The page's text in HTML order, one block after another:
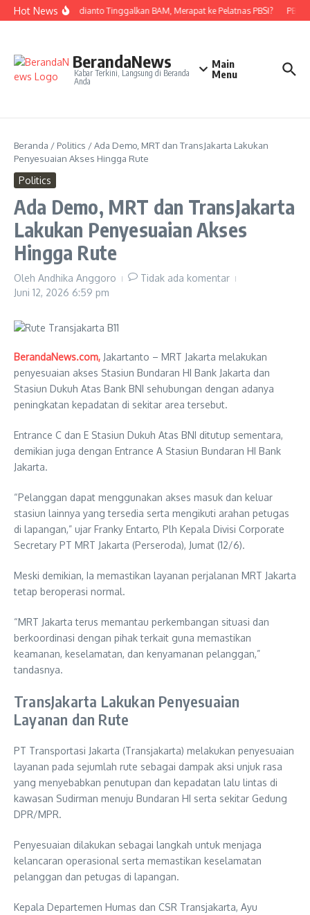
Lewati ke konten
Hot NewsNova Widianto Tinggalkan BAM, Merapat ke Pelatnas PBSI? PBSI
BerandaNews
Kabar Terkini, Langsung di Beranda
Anda
Main
Menu
Beranda / Politics /Ada Demo, MRT dan TransJakarta Lakukan
Penyesuaian Akses Hingga Rute
Politics
Ada Demo, MRT dan TransJakarta
Lakukan Penyesuaian Akses
Hingga Rute
Oleh Andhika Anggoro
Tidak ada komentar
Juni 12, 2026 6:59 pm
BerandaNews.com, Jakartanto – MRT Jakarta melakukan
penyesuaian akses Stasiun Bundaran HI Bank Jakarta dan
Stasiun Dukuh Atas Bank BNI sehubungan dengan adanya
peningkatan kepadatan di sekitar area tersebut.
Entrance C dan E Stasiun Dukuh Atas BNI ditutup sementara,
demikian juga dengan Entrance A Stasiun Bundaran HI Bank
Jakarta.
“Pelanggan dapat menggunakan akses masuk dan keluar
stasiun lainnya yang tersedia serta mengikuti arahan petugas
di lapangan,” ujar Franky Entarto, Plh Kepala Divisi Corporate
Secretary PT MRT Jakarta (Perseroda), Jumat (12/6).
Meski demikian, Ia memastikan layanan perjalanan MRT Jakarta
tetap beroperasi normal.
“MRT Jakarta terus memantau perkembangan situasi dan
berkoordinasi dengan pihak terkait guna memastikan
keamanan, keselamatan, dan kenyamanan pelanggan,”
tandasnya.
TransJakarta Lakukan Penyesuaian
Layanan dan Rute
PT Transportasi Jakarta (Transjakarta) melakukan penyesuaian
layanan pada sejumlah rute sebagai dampak aksi unjuk rasa
yang menyebabkan penutupan dan kepadatan lalu lintas di
kawasan Sudirman menuju Bundaran HI serta sekitar Gedung
DPR/MPR.
Penyesuaian dilakukan sebagai langkah untuk menjaga
kelancaran operasional serta memastikan keselamatan
pelanggan dan petugas di lapangan.
Kepala Departemen Humas dan CSR Transjakarta, Ayu